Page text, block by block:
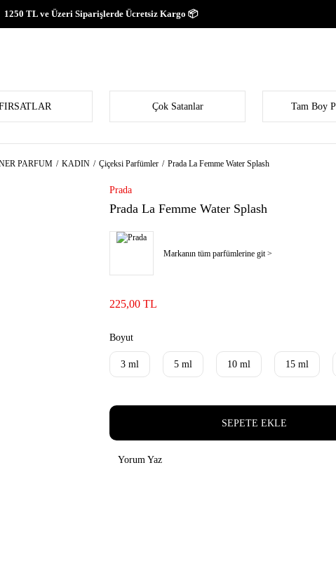
1250 TL ve Üzeri Siparişlerde Ücretsiz Kargo 📦
Çok Satanlar Tam Boy
PARFUM KADIN Çiçeksi Parfümler Prada La Femme Water Splash
Prada
Prada La Femme Water Splash
Markanın tüm parfümlerine git >
225,00 TL
Boyut
3 ml 5 ml 10 ml 15 ml
SEPETE EKLE
Yorum Yaz